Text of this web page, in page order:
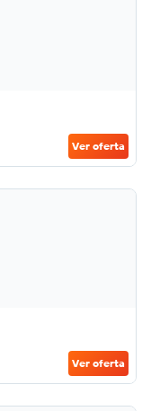
Ver oferta
Ver oferta